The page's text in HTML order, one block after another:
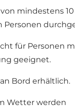
mindestens 10
Personen
für Personen
geeignet.
Bord erhältlich.
Wetter werden